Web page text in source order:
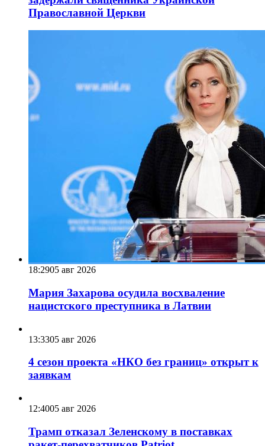
Православной Церкви
18:2905 авг 2026
Мария Захарова осудила восхваление
нацистского преступника в Латвии
13:3305 авг 2026
4 сезон проекта «НКО без границ» открыт к
заявкам
12:4005 авг 2026
Трамп отказал Зеленскому в поставках